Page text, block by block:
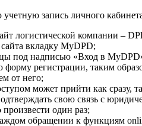
учетную запись личного
логистической компании –
вкладку MyDPD;
под надписью «Вход в
регистрации, таким
от него;
может прийти как сразу,
свою связь с
один раз;
обращении к функциям